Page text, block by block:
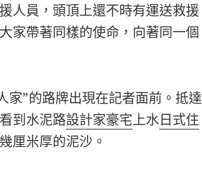
人員，頭頂上還不時有運送救援
家帶著同樣的使命，向著同一個
家”的路牌出現在記者面前。抵達
到水泥路設計家豪宅上水日式住
厘米厚的泥沙。